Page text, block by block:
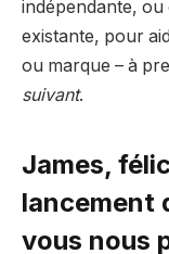
indépendante, ou
existante, pour
ou marque – à
suivant.
James,
lancement
vous nous